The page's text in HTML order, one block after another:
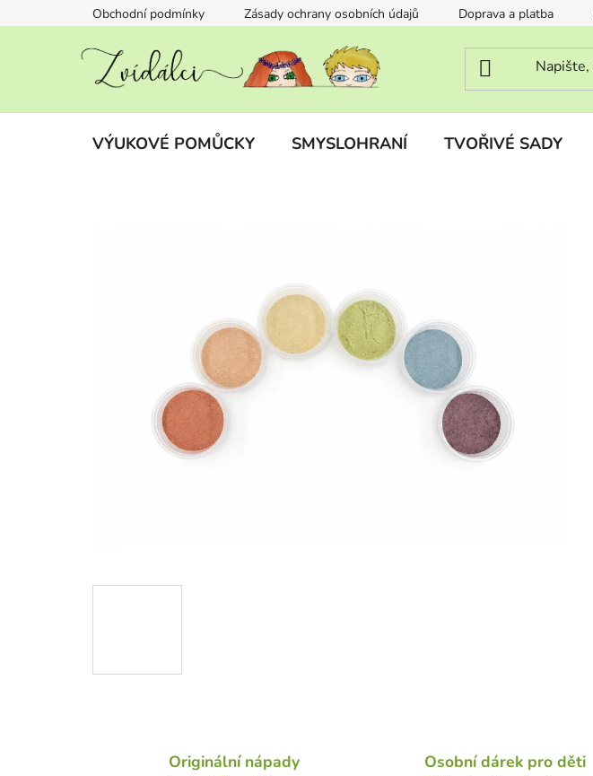
na
Obchodní podmínky Zásady ochrany osobních údajů Doprava a platba
VÝUKOVÉ POMŮCKY SMYSLOHRANÍ TVOŘIVÉ SADY
Originální nápady Osobní dárek pro děti